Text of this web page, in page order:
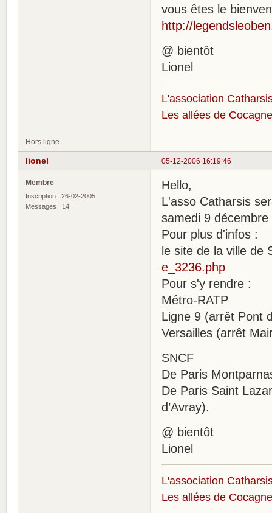
vous êtes le
http://
@ bientôt
Lionel
L'association
Les allées de
Hors ligne
05-12-2006 16:19:46
lionel
Membre
Inscription : 26-02-2005
Messages : 14
Hello,
L'asso Catharsis
samedi 9
Pour plus d'infos :
le site de la ville de
e_3236.php
Pour s'y rendre :
Métro-RATP
Ligne 9 (arrêt Pont
Versailles (arrêt
SNCF
De Paris
De Paris Saint
d’Avray).
@ bientôt
Lionel
L'association
Les allées de